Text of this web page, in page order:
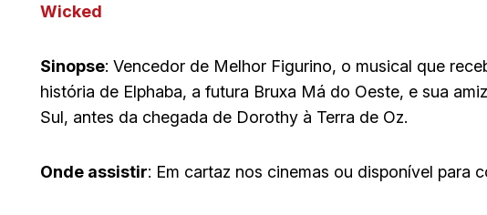
Wicked
Sinopse: Vencedor de Melhor Figurino, o musical que
história de Elphaba, a futura Bruxa Má do Oeste, e sua
Sul, antes da chegada de Dorothy à Terra de Oz.
Onde assistir: Em cartaz nos cinemas ou disponível para